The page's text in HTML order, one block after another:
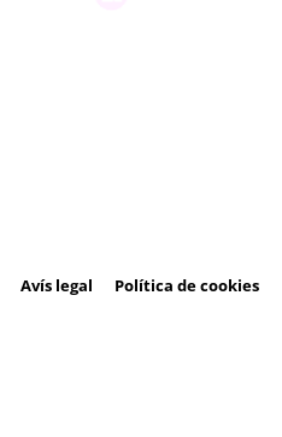
Avís legal Política de cookies